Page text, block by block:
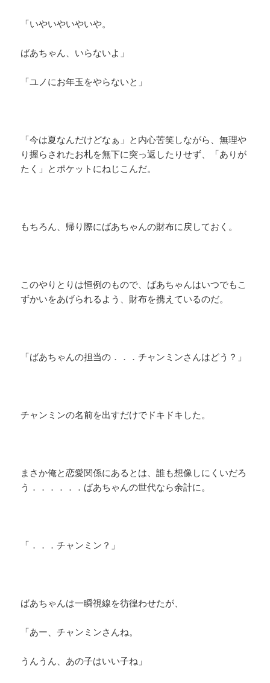
「いやいやいやいや。
ばあちゃん、いらないよ」
「ユノにお年玉をやらないと」
「今は夏なんだけどなぁ」と内心苦笑しながら、無理や
り握らされたお札を無下に突っ返したりせず、「ありが
たく」とポケットにねじこんだ。
もちろん、帰り際にばあちゃんの財布に戻しておく。
このやりとりは恒例のもので、ばあちゃんはいつでもこ
ずかいをあげられるよう、財布を携えているのだ。
「ばあちゃんの担当の．．．チャンミンさんはどう？」
チャンミンの名前を出すだけでドキドキした。
まさか俺と恋愛関係にあるとは、誰も想像しにくいだろ
う．．．．．．ばあちゃんの世代なら余計に。
「．．．チャンミン？」
ばあちゃんは一瞬視線を彷徨わせたが、
「あー、チャンミンさんね。
うんうん、あの子はいい子ね」